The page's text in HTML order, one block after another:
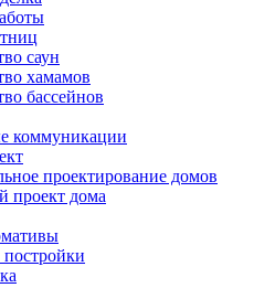
саун
хамамов
бассейнов
коммуникации
проектирование домов
проект дома